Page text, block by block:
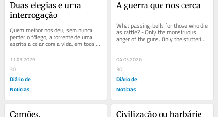
Duas elegias e uma
interrogação
Quem melhor nos deu, sem nunca
perder o fôlego, a torrente de uma
escrita a colar com a vida, em toda a
sua ternura e todo o seu terror, terá
sido...
11.03.2026
30
Diário de
Notícias
A guerra que nos cerca
What passing-bells for those who die
as cattle? - Only the monstruous
anger of the guns. Only the stuttering
rifles’ rapid rattle As nossas mentes
04.03.2026
30
Diário de
Notícias
Camões, Civilização ou barbárie